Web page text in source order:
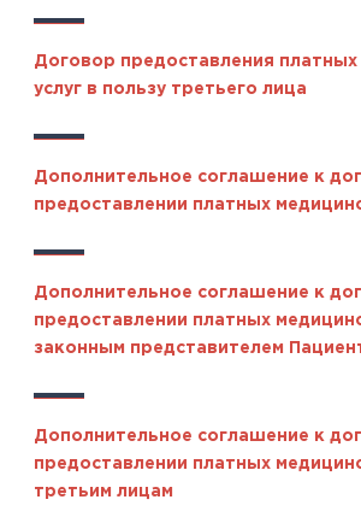
Договор предоставления платных
услуг в пользу третьего лица
Дополнительное соглашение к
предоставлении платных
Дополнительное соглашение к
предоставлении платных
законным представителем
Дополнительное соглашение к
предоставлении платных
третьим лицам